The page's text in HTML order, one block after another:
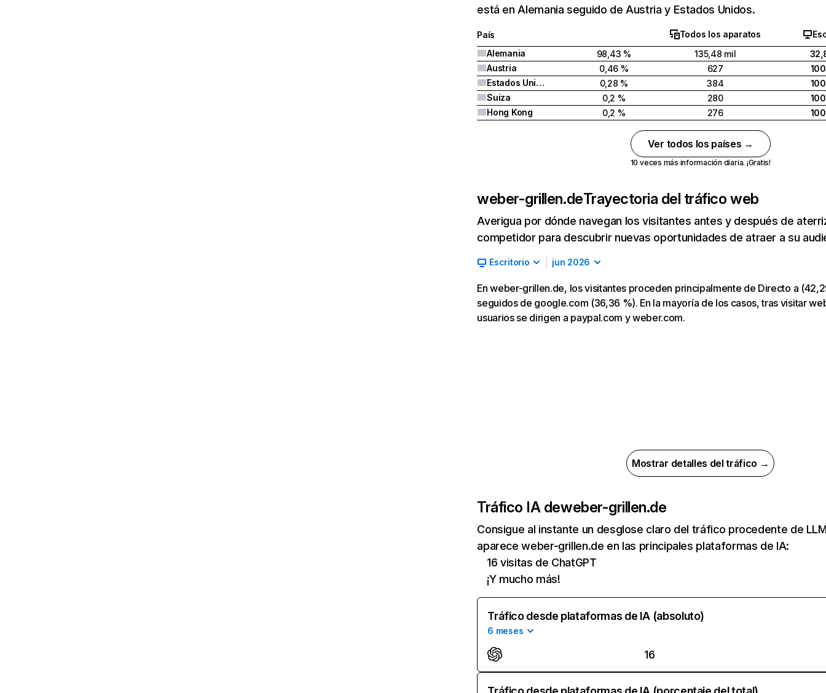
está en Alemania seguido de Austria y Estados Unidos.
País Todos los aparatos
Alemania
98,43 % 135,48 mil
Austria
0,46 % 627
Estados Unidos
0,28 % 384
Suiza
0,2 % 280
Hong Kong
0,2 % 276
Ver todos los países →
10 veces más información diaria. ¡Gratis!
weber-grillen.deTrayectoria del tráfico web
Averigua por dónde navegan los visitantes antes y después de
competidor para descubrir nuevas oportunidades de atraer a su
Escritorio jun 2026
En weber-grillen.de, los visitantes proceden principalmente de Directo a
seguidos de google.com (36,36 %). En la mayoría de los casos, tras visitar
usuarios se dirigen a paypal.com y weber.com.
Mostrar detalles del tráfico →
Tráfico IA deweber-grillen.de
Consigue al instante un desglose claro del tráfico procedente de
aparece weber-grillen.de en las principales plataformas de IA:
16 visitas de ChatGPT
¡Y mucho más!
Tráfico desde plataformas de IA (absoluto)
6 meses
16